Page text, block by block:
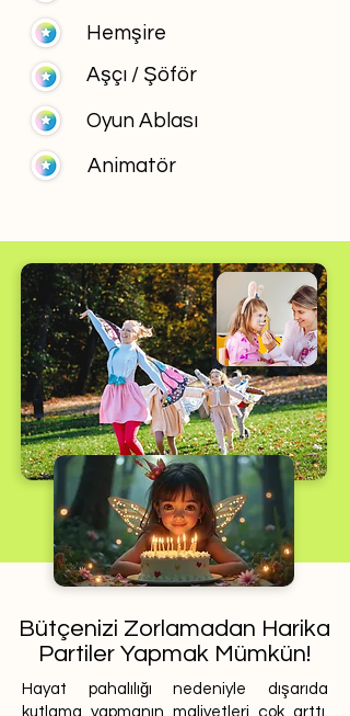
Hemşire
Aşçı / Şöför
Oyun Ablası
Animatör
Bütçenizi Zorlamadan Harika
Partiler Yapmak Mümkün!
Hayat pahalılığı nedeniyle dışarıda
kutlama yapmanın maliyetleri çok arttı.